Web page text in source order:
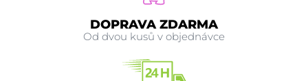
DOPRAVA ZDARMA
Od dvou kusů v objednávce